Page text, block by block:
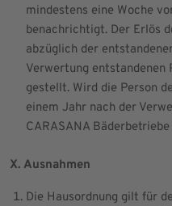
mindestens eine Woche
benachrichtigt. Der Erlös
abzüglich der
Verwertung entstandenen
gestellt. Wird die Person
einem Jahr nach der
CARASANA
X. Ausnahmen
Die Hausordnung gilt für